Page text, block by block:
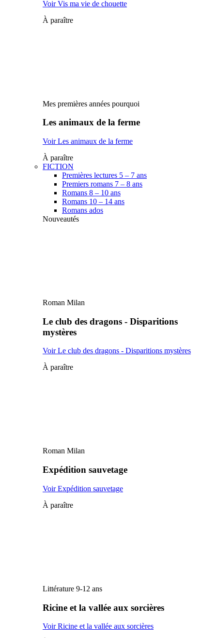
Voir Vis ma vie de chouette
À paraître
Mes premières années pourquoi
Les animaux de la ferme
Voir Les animaux de la ferme
À paraître
FICTION
Premières lectures 5 – 7 ans
Premiers romans 7 – 8 ans
Romans 8 – 10 ans
Romans 10 – 14 ans
Romans ados
Nouveautés
Roman Milan
Le club des dragons - Disparitions
mystères
Voir Le club des dragons - Disparitions mystères
À paraître
Roman Milan
Expédition sauvetage
Voir Expédition sauvetage
À paraître
Littérature 9-12 ans
Ricine et la vallée aux sorcières
Voir Ricine et la vallée aux sorcières